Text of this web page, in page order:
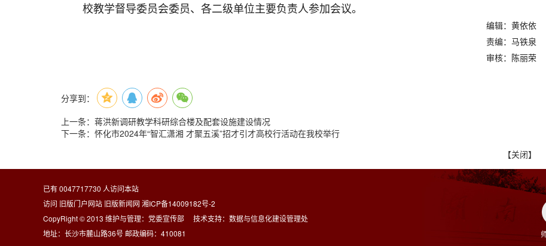
校教学督导委员会委员、各二级单位主要负责人参加会议。
编辑：黄依依
责编：马铁泉
审核：陈丽荣
分享到：
上一条： 蒋洪新调研教学科研综合楼及配套设施建设情况
下一条： 怀化市2024年“智汇潇湘 才聚五溪”招才引才高校行活动在我校举行
【关闭】
已有0047717730 人访问本站
访问 旧版门户网站 旧版新闻网 湘ICP备14009182号-2
CopyRight © 2013 维护与管理：党委宣传部 技术支持： 数据与信息化建设管理处
地址：长沙市麓山路36号 邮政编码：410081